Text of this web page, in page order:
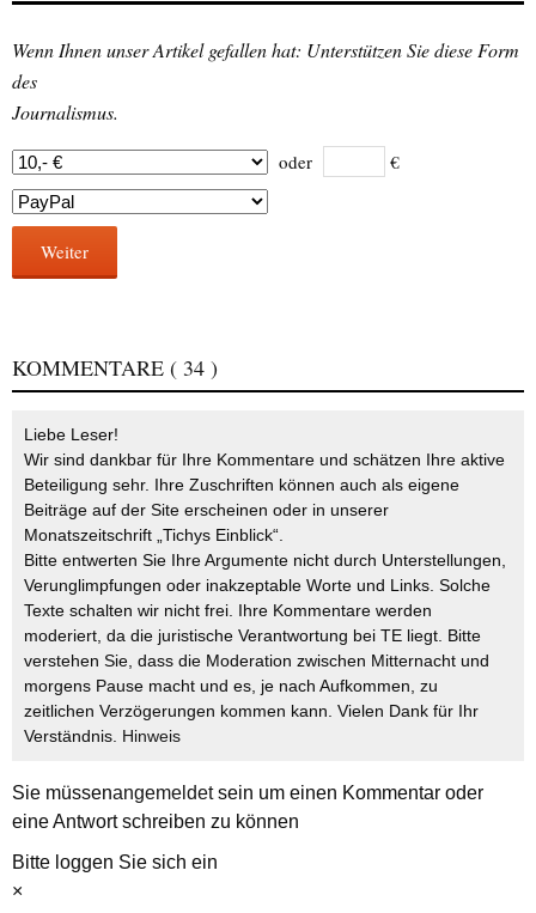
Wenn Ihnen unser Artikel gefallen hat: Unterstützen Sie diese Form
des
Journalismus.
oder €
Weiter
KOMMENTARE ( 34 )
Liebe Leser!
Wir sind dankbar für Ihre Kommentare und schätzen Ihre aktive
Beteiligung sehr. Ihre Zuschriften können auch als eigene
Beiträge auf der Site erscheinen oder in unserer
Monatszeitschrift „Tichys Einblick“.
Bitte entwerten Sie Ihre Argumente nicht durch Unterstellungen,
Verunglimpfungen oder inakzeptable Worte und Links. Solche
Texte schalten wir nicht frei. Ihre Kommentare werden
moderiert, da die juristische Verantwortung bei TE liegt. Bitte
verstehen Sie, dass die Moderation zwischen Mitternacht und
morgens Pause macht und es, je nach Aufkommen, zu
zeitlichen Verzögerungen kommen kann. Vielen Dank für Ihr
Verständnis. Hinweis
Sie müssenangemeldetsein um einen Kommentar oder
eine Antwort schreiben zu können
Bitte loggen Sie sich ein
×